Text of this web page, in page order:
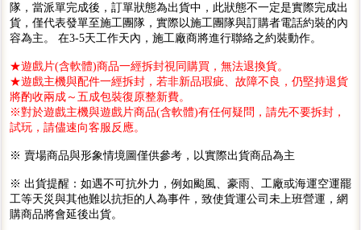
隊，當派單完成後，訂單狀態為出貨中，此狀態不一定是實際完成出
貨，僅代表發單至施工團隊，實際以施工團隊與訂購者電話約裝的內
容為主。 在3-5天工作天內，施工廠商將進行聯絡之約裝動作。
★遊戲片(含軟體)商品一經拆封視同購買，無法退換貨。
★遊戲主機與配件一經拆封，若非新品瑕疵、故障不良，仍堅持退貨
將酌收兩成～五成包裝復原整新費。
※對於遊戲主機與遊戲片商品(含軟體)有任何疑問，請先不要拆封，
試玩，請儘速向客服反應。
※ 賣場商品與形象情境圖僅供參考，以實際出貨商品為主
※ 出貨提醒：如遇不可抗外力，例如颱風、豪雨、工廠或海運空運罷
工等天災與其他難以抗拒的人為事件，致使貨運公司未上班營運，網
購商品將會延後出貨。